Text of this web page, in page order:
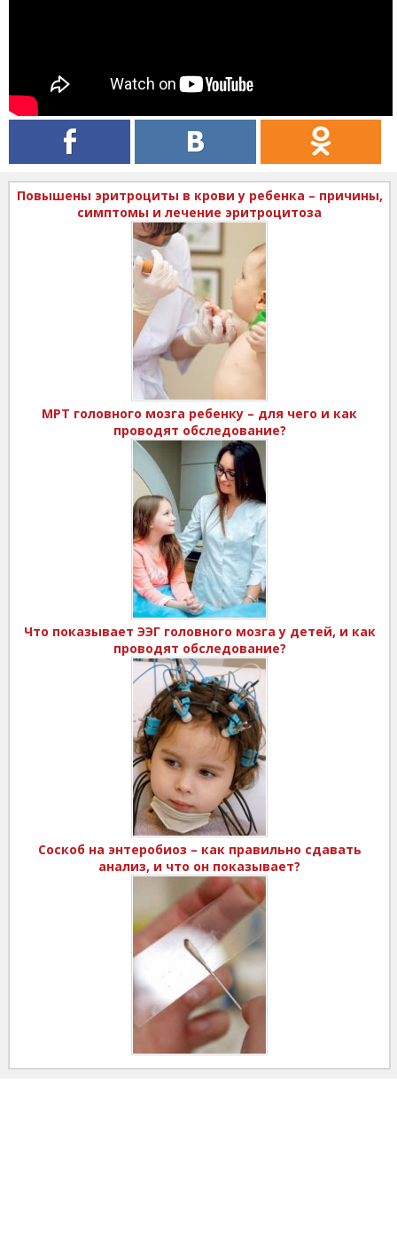
Повышены эритроциты в крови у ребенка – причины,
симптомы и лечение эритроцитоза
МРТ головного мозга ребенку – для чего и как
проводят обследование?
Что показывает ЭЭГ головного мозга у детей, и как
проводят обследование?
Соскоб на энтеробиоз – как правильно сдавать
анализ, и что он показывает?